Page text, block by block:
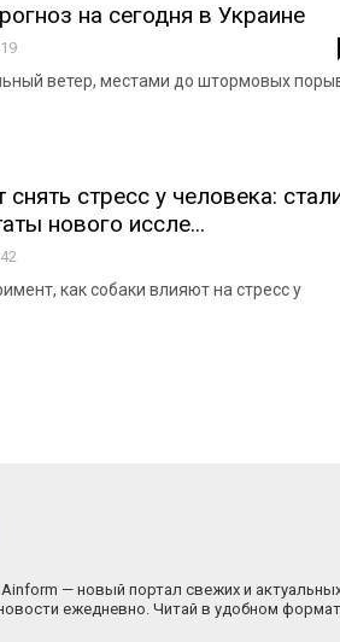
на сегодня в Украине
ветер, местами до штормовых
стресс у человека:
нового иссле...
как собаки влияют на стресс у
— новый портал свежих и
ежедневно. Читай в удобном